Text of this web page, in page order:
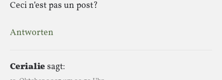
Ceci n’est pas un post?
Antworten
Cerialiesagt: